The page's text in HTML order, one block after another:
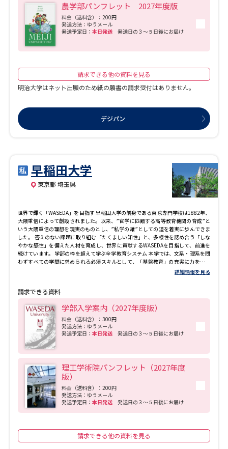
農学部パンフレット 2027年度版
料金（送料含）：200円
発送方法：ゆうメール
発送予定日： 本日発送 発送日の３～５日後にお届け
請求できる他の資料を見る
明治大学はネット出願のため紙の願書の請求受付はありません。
デジパン
早稲田大学
東京都 埼玉県
世界で輝く「WASEDA」を目指す 早稲田大学の前身である東京専門学校は1882年、
大隈重信によって創設されました。以来、”官学に匹敵する高等教育機関の育成”と
いう大隈重信の理想を現実のものとし、”私学の雄”としての道を着実に歩んできま
した。 答えのない課題に取り組む「たくましい知性」と、多様性を認め合う「しな
やかな感性」を備えた人材を育成し、世界に貢献するWASEDAを目指して、前進を
続けています。 学部の枠を超えて学ぶ全学教育システム 本学では、文系・理系を問
わずすべての学問に求められる必須スキルとして、「基盤教育」の充実に力を入れ
ています。学術的文章の作成の基盤となる思考力や、構成・引用の仕方などを身に
「データ科学」、論理的思考力を養う「数学」、実践的なICTの能力を体系的に学べ
る「情報」等、在学中のみならず社会に出てからも活用できるスキルを身につける
ことができます。
詳細情報を見る
請求できる資料
学部入学案内（2027年度版）
料金（送料含）：300円
発送方法：ゆうメール
発送予定日： 本日発送 発送日の３～５日後にお届け
理工学術院パンフレット（2027年度
版）
料金（送料含）：200円
発送方法：ゆうメール
発送予定日： 本日発送 発送日の３～５日後にお届け
請求できる他の資料を見る